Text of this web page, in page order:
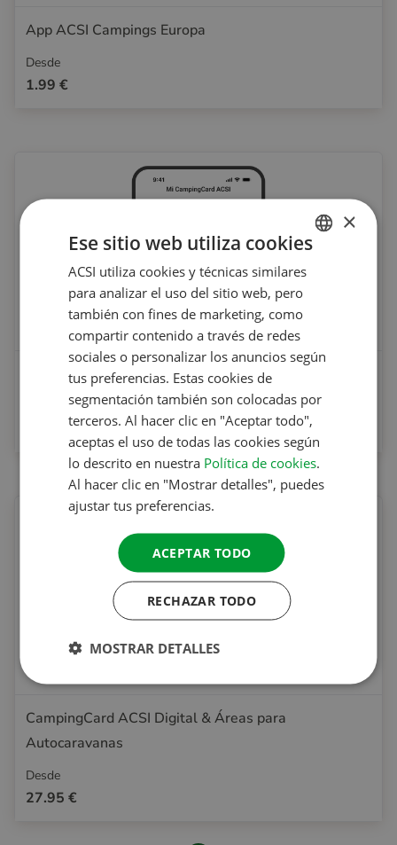
App ACSI Campings Europa
Desde
1.99 €
CampingCard ACSI Digital
21.95 €
CampingCard ACSI Digital & Áreas para
Autocaravanas
Desde
27.95 €
DUTCH
ENGLISH
GERMAN
DANISH
SPANISH
SWEDISH
×
Ese sitio web utiliza cookies
ACSI utiliza cookies y técnicas similares
para analizar el uso del sitio web, pero
también con fines de marketing, como
compartir contenido a través de redes
sociales o personalizar los anuncios según
tus preferencias. Estas cookies de
segmentación también son colocadas por
terceros. Al hacer clic en "Aceptar todo",
aceptas el uso de todas las cookies según
lo descrito en nuestra Política de cookies.
Al hacer clic en "Mostrar detalles", puedes
ajustar tus preferencias.
ACEPTAR TODO
RECHAZAR TODO
MOSTRAR DETALLES